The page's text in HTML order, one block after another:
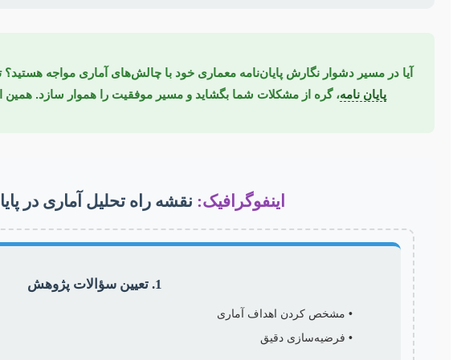
آیا در مسیر دشوار نگارش پایان‌نامه معماری خود با چالش‌های آماری مواجه هستید؟
پایان نامه، گره از مشکلات شما بگشاید و مسیر موفقیت را هموار سازد. همین
اینفوگرافیک: نقشه راه تحلیل آماری در
1. تعیین سؤالات پژوهش
• مشخص کردن اهداف آماری
• فرضیه‌سازی دقیق